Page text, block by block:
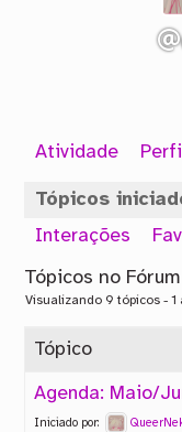
Atividade
Tópicos
Interações
Tópicos no Fórum
Visualizando 9 tópicos -
Tópico
Agenda: Maio/
Iniciado por: